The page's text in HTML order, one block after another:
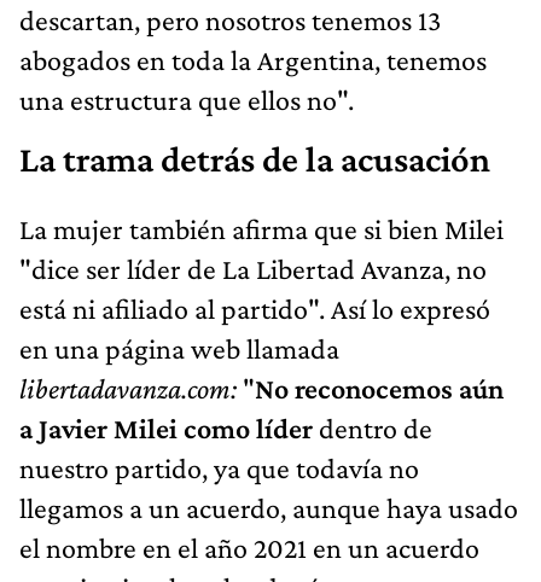
abogados en toda la Argentina, tenemos
una estructura que ellos no".
"dice ser líder de La Libertad Avanza, no
está ni afiliado al partido". Así lo expresó
en una página web llamada
libertadavanza.com:"No reconocemos aún
a Javier Milei como líderdentro de
nuestro partido, ya que todavía no
llegamos a un acuerdo, aunque haya usado
el nombre en el año 2021 en un acuerdo
transitorio, el cual caducó una vez